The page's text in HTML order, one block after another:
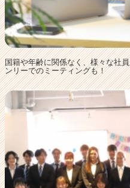
国籍や年齢に関係なく、様々な社
ンリーでのミーティングも！